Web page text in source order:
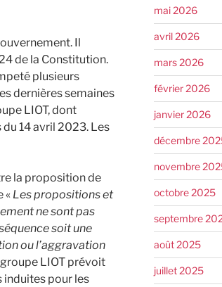
Il
de la Constitution.
plusieurs
dernières semaines
LIOT, dont
14 avril 2023. Les
la proposition de
« Les propositions et
ne sont pas
soit une
ou l’aggravation
LIOT prévoit
induites pour les
mai 2026
avril 2026
mars 2026
février 2026
janvier 2026
décembre
novembre
octobre 2025
septembre
août 2025
juillet 2025